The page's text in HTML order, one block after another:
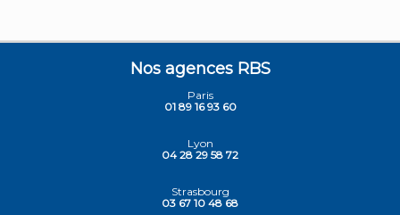
Nos agences RBS
Paris
01 89 16 93 60
Lyon
04 28 29 58 72
Strasbourg
03 67 10 48 68